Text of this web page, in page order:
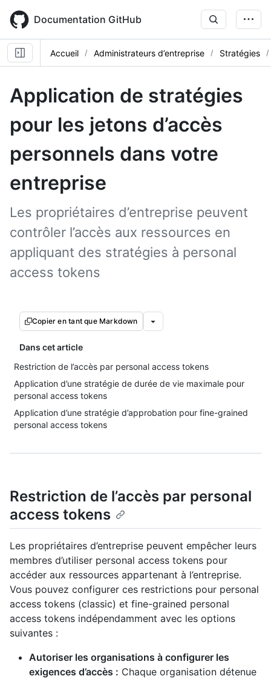
main
content
Documentation GitHub
Accueil Administrateurs d’entreprise Stratégies
Application de stratégies
pour les jetons d’accès
personnels dans votre
entreprise
Les propriétaires d’entreprise peuvent
contrôler l’accès aux ressources en
appliquant des stratégies à personal
access tokens
Copier en tant que Markdown
Dans cet article
Restriction de l’accès par personal access tokens
Application d’une stratégie de durée de vie maximale pour
personal access tokens
Application d’une stratégie d’approbation pour fine-grained
personal access tokens
Restriction de l’accès par personal
access tokens
Les propriétaires d’entreprise peuvent empêcher leurs
membres d’utiliser personal access tokens pour
accéder aux ressources appartenant à l’entreprise.
Vous pouvez configurer ces restrictions pour personal
access tokens (classic) et fine-grained personal
access tokens indépendamment avec les options
suivantes :
Autoriser les organisations à configurer les
exigences d’accès : Chaque organisation détenue